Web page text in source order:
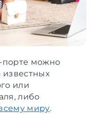
порте можно
известных
или
либо
миру.